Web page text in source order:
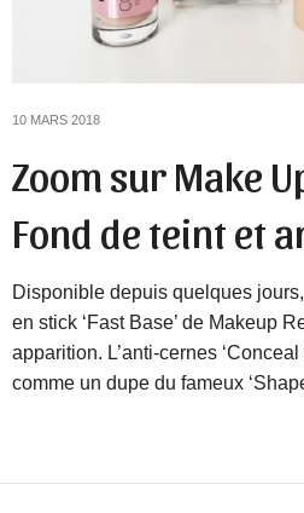
10 MARS 2018
Zoom sur Make
Fond de teint et
Disponible depuis quelques
en stick ‘Fast Base’ de Makeup
apparition. L’anti-cernes
comme un dupe du fameux